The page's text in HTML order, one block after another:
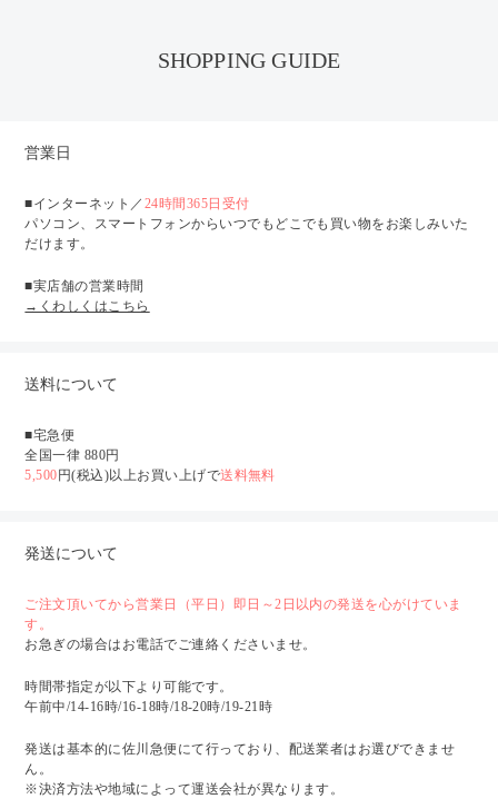
SHOPPING GUIDE
営業日
■インターネット／ 24時間365日受付
パソコン、スマートフォンからいつでもどこでも買い物をお楽しみいた
だけます。
■実店舗の営業時間
→くわしくはこちら
送料について
■宅急便
全国一律 880円
5,500 円(税込)以上お買い上げで送料無料
発送について
ご注文頂いてから営業日（平日）即日～2日以内の発送を心がけていま
す。
お急ぎの場合はお電話でご連絡くださいませ。
時間帯指定が以下より可能です。
午前中/14-16時/16-18時/18-20時/19-21時
発送は基本的に佐川急便にて行っており、配送業者はお選びできませ
ん。
※決済方法や地域によって運送会社が異なります。